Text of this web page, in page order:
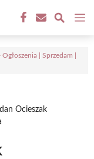
| Sprzedam |
Ocieszak